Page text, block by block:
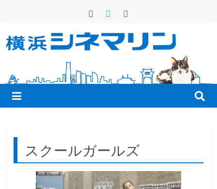
ン
横
浜
シ
ネ
マ
スクールガールズ